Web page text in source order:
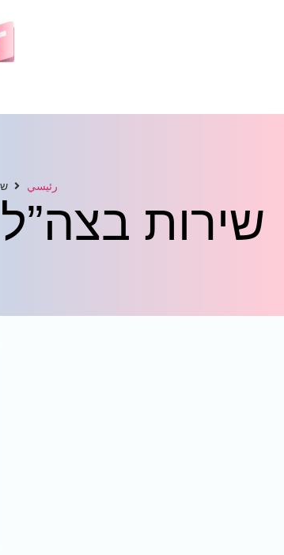
رئيسي
שירות